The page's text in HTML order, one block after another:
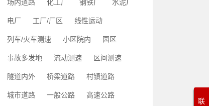
场内道路 化工厂 钢铁厂 水泥厂
电厂 工厂/厂区 线性运动
列车/火车测速 小区院内 园区
事故多发地 流动测速 区间测速
隧道内外 桥梁道路 村镇道路
城市道路 一般公路 高速公路
联